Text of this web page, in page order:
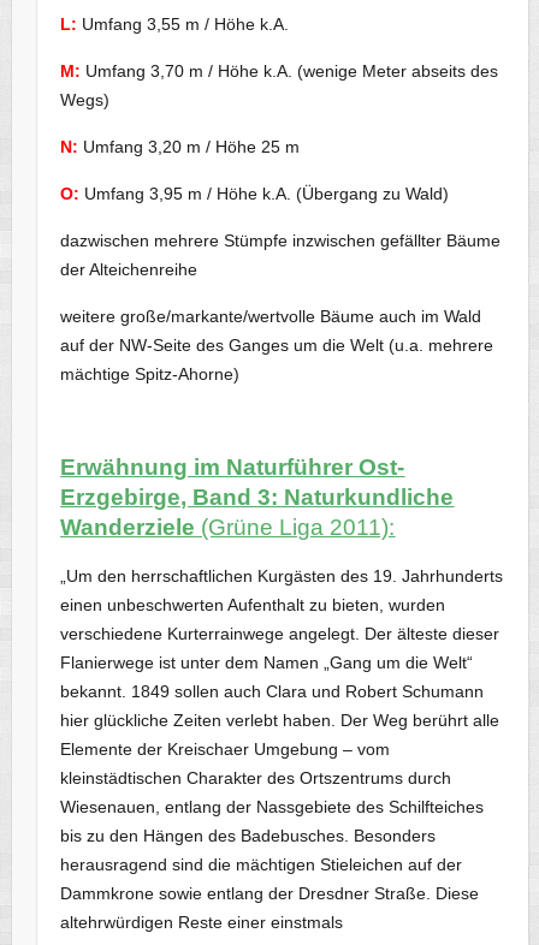
L: Umfang 3,55 m / Höhe k.A.
M: Umfang 3,70 m / Höhe k.A. (wenige Meter abseits des
Wegs)
N: Umfang 3,20 m / Höhe 25 m
O: Umfang 3,95 m / Höhe k.A. (Übergang zu Wald)
dazwischen mehrere Stümpfe inzwischen gefällter Bäume
der Alteichenreihe
weitere große/markante/wertvolle Bäume auch im Wald
auf der NW-Seite des Ganges um die Welt (u.a. mehrere
mächtige Spitz-Ahorne)
Erwähnung im Naturführer Ost-
Erzgebirge, Band 3: Naturkundliche
Wanderziele (Grüne Liga 2011):
„Um den herrschaftlichen Kurgästen des 19. Jahrhunderts
einen unbeschwerten Aufenthalt zu bieten, wurden
verschiedene Kurterrainwege angelegt. Der älteste dieser
Flanierwege ist unter dem Namen „Gang um die Welt“
bekannt. 1849 sollen auch Clara und Robert Schumann
hier glückliche Zeiten verlebt haben. Der Weg berührt alle
Elemente der Kreischaer Umgebung – vom
kleinstädtischen Charakter des Ortszentrums durch
Wiesenauen, entlang der Nassgebiete des Schilfteiches
bis zu den Hängen des Badebusches. Besonders
herausragend sind die mächtigen Stieleichen auf der
Dammkrone sowie entlang der Dresdner Straße. Diese
altehrwürdigen Reste einer einstmals